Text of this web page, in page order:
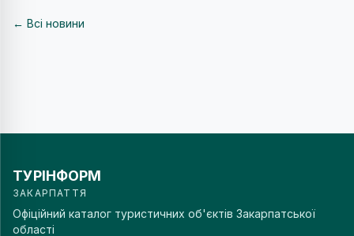
← Всі новини
ТУРІНФОРМ
ЗАКАРПАТТЯ
Офіційний каталог туристичних об'єктів Закарпатської
області